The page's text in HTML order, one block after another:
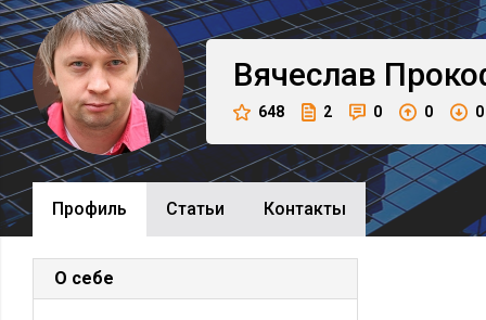
Вячеслав
648 2 0 0 0
Профиль Cтатьи Контакты
О себе